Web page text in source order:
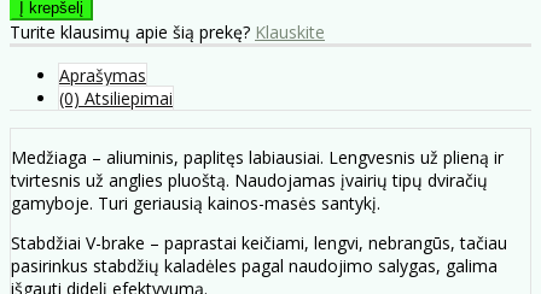
Turite klausimų apie šią prekę? Klauskite
Aprašymas
(0) Atsiliepimai
Medžiaga – aliuminis, paplitęs labiausiai. Lengvesnis už plieną ir
tvirtesnis už anglies pluoštą. Naudojamas įvairių tipų dviračių
gamyboje. Turi geriausią kainos-masės santykį.
Stabdžiai V-brake – paprastai keičiami, lengvi, nebrangūs, tačiau
pasirinkus stabdžių kaladėles pagal naudojimo salygas, galima
išgauti didelį efektyvumą.